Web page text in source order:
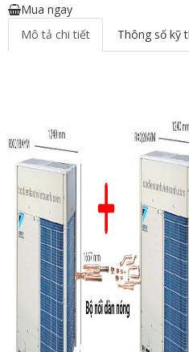
Mua ngay
Mô tả chi tiết
Thông số kỹ